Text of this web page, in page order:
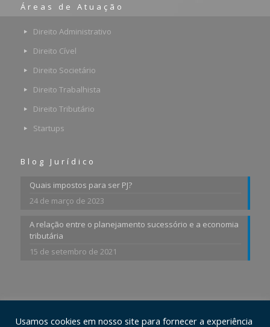
Áreas de Atuação
Direito Administrativo
Direito Cível
Direito Societário
Direito Trabalhista
Direito Tributário
Startups
Blog Jurídico
Quais impostos para ser PJ?
24 de março de 2023
A relação entre o planejamento sucessório e a economia
tributária
15 de setembro de 2021
Usamos cookies em nosso site para fornecer a experiência